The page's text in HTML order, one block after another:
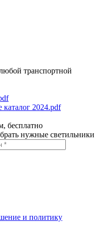
транспортной
каталог 2024.pdf
бесплатно
нужные светильники
и политику